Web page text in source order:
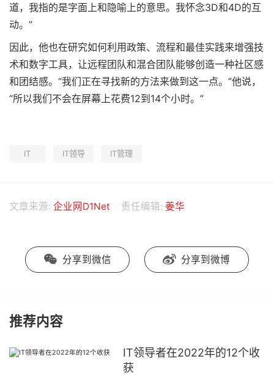
道，我指的是字面上和隐喻上的意思。我怀念3D和4D的互
动。”
因此，他也在研究如何利用政策、流程和最佳实践来增强技
术和数字工具，让远程团队和混合团队能够创造一种社区感
和团结感。“我们正在寻找新的方法来做到这一点。”他说，
“所以我们不会在屏幕上花费12到14个小时。”
IT IT领导 IT管理
文章来源: 企业网D1Net 责任编辑: 姜华
分享到微信 分享到微博
推荐内容
IT领导者在2022年的12个收
获